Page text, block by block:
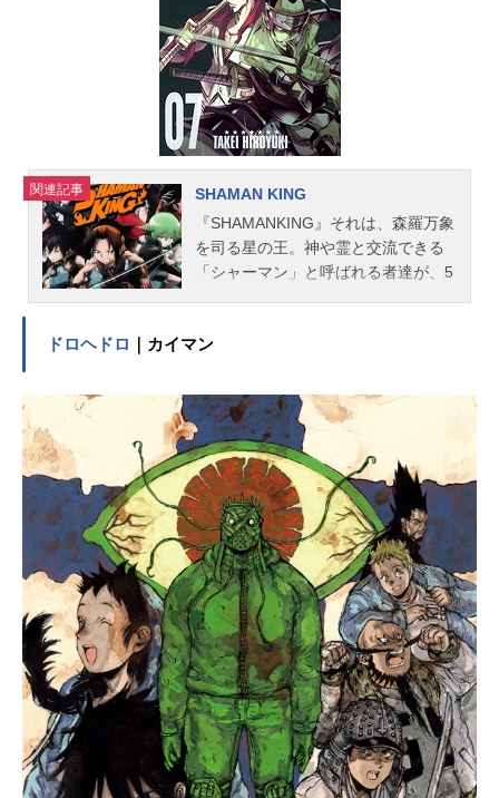
載）監督：阿部記之シリーズ構成：
十川誠志脚本：菅良幸・西園悟アニ
メーションキャラクターデザイン：
宇佐美晧一音楽：本間勇輔音楽監
督：児玉隆美術監督：池田祐二撮影
監督：宮川晴年アニメーション制
作：スタジオぴえろ主題歌OP1：「D
river'sHigh」L'Arc〜en〜CielOP2：
D1：「LastPiece」KirariED2：「し
ずく」奥田美和子ED3：「CHERISH
EDMEMORIES」THEHONGKONGK
NIFE公開開始年＆季節1999夏アニメ
ビ・アニプレックス・ぴえろ動画配
サービスのプロモーションが含まれ
ています。※詳細や最新の配信情報
は配信サービス公式サイトをご確認
ください。DMMTV月額550円（税
込）で新作...
関連記事
SHAMAN KING
『SHAMANKING』それは、森羅万象
を司る星の王。神や霊と交流できる
「シャーマン」と呼ばれる者達が、5
の一人である少年・麻倉葉の、シャ
年4月、完全新作アニメーションとし
て今、始まる。作品名SHAMANKING
放送形態TVアニメスケジュール2021
年4月1日（木）～2022年4月21日
（木）テレビ東京ほか話数全52話キ
ャスト麻倉葉：日笠陽子阿弥陀丸：
小西克幸小山田まん太：犬山イヌコ
恐山アンナ：林原めぐみ道蓮：朴璐
美ハオ：高山みなみ馬孫：高口公介
梅宮竜之介：田中正彦蜥蜴郎：高木
渉ホロホロ：うえだゆうじコロロ：
中島愛ファウストⅧ世：子安武人リ
ゼルグ・ダイゼル：沢海陽子チョコ
ラブ・マクダネル：くまいもとこパ
スカル・アバフ：喜多村英梨アイア
ンメイデン・ジャンヌ：堀江由衣マ
ルコ：中村悠一ジョン・デンバッ
ドロヘドロ ｜カイマン